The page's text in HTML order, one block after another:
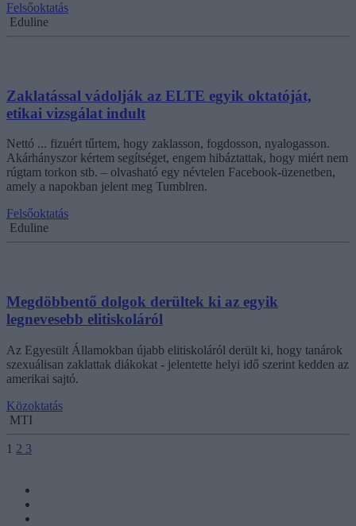
Felsőoktatás
Eduline
Zaklatással vádolják az ELTE egyik oktatóját,
etikai vizsgálat indult
Nettó ... fizuért tűrtem, hogy zaklasson, fogdosson, nyalogasson.
Akárhányszor kértem segítséget, engem hibáztattak, hogy miért nem
rúgtam torkon stb. – olvasható egy névtelen Facebook-üzenetben,
amely a napokban jelent meg Tumblren.
Felsőoktatás
Eduline
Megdöbbentő dolgok derültek ki az egyik
legnevesebb elitiskoláról
Az Egyesült Államokban újabb elitiskoláról derült ki, hogy tanárok
szexuálisan zaklattak diákokat - jelentette helyi idő szerint kedden az
amerikai sajtó.
Közoktatás
MTI
1 2 3